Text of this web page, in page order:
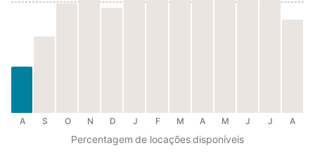
A S O N D J F M A M J J A
Percentagem de locações disponíveis